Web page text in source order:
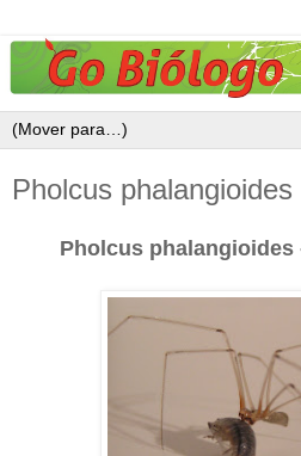
Pholcus
Pholcus phalangioides